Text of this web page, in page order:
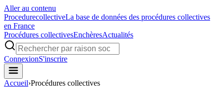
Aller au contenu
ProcedurecollectiveLa base de données des procédures collectives
en France
Procédures collectivesEnchèresActualités
ConnexionS'inscrire
Accueil›Procédures collectives